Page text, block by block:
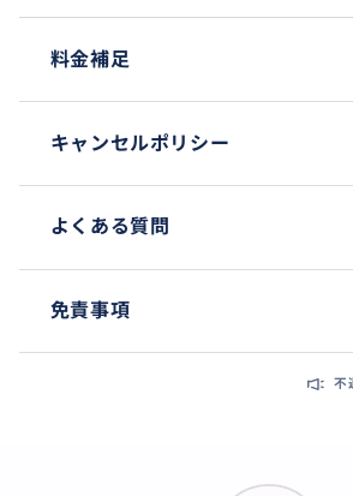
8月22日（土） Shohei Ohtani
head
9月2日（水） 2025 World Series
Bobblehead
9月6日（日） “The Catch”
9月24日（木） Godzilla Minus Zero
料金補足
キャンセルポリシー
よくある質問
免責事項
不